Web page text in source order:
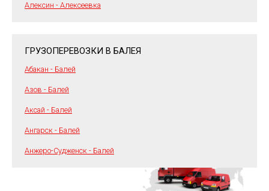
Алексин - Алексеевка
ГРУЗОПЕРЕВОЗКИ В БАЛЕЯ
Абакан - Балей
Азов - Балей
Аксай - Балей
Ангарск - Балей
Анжеро-Судженск - Балей